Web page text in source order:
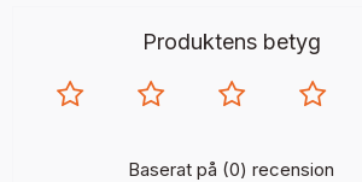
Produktens betyg
Baserat på (0) recension